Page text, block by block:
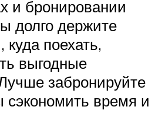
и бронировании
долго держите
поехать,
выгодные
забронируйте
сэкономить время и